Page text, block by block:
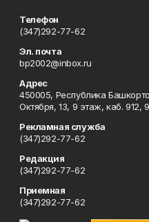
Телефон
(347)292-77-62
Эл. почта
bp2002@inbox.ru
Адрес
450005, Республика
Октября, 13, 9 этаж, каб. 912,
Рекламная служба
(347)292-77-62
Редакция
(347)292-77-62
Приемная
(347)292-77-62